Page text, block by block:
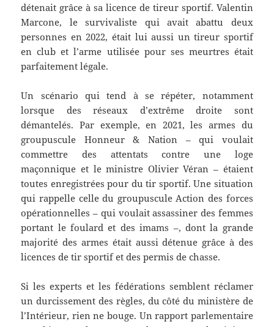
détenait grâce à sa licence de tireur sportif. Valentin
Marcone, le survivaliste qui avait abattu deux
personnes en 2022, était lui aussi un tireur sportif
en club et l’arme utilisée pour ses meurtres était
parfaitement légale.
Un scénario qui tend à se répéter, notamment
lorsque des réseaux d’extrême droite sont
démantelés. Par exemple, en 2021, les armes du
groupuscule Honneur & Nation – qui voulait
commettre des attentats contre une loge
maçonnique et le ministre Olivier Véran – étaient
toutes enregistrées pour du tir sportif. Une situation
qui rappelle celle du groupuscule Action des forces
opérationnelles – qui voulait assassiner des femmes
portant le foulard et des imams –, dont la grande
majorité des armes était aussi détenue grâce à des
licences de tir sportif et des permis de chasse.
Si les experts et les fédérations semblent réclamer
un durcissement des règles, du côté du ministère de
l’Intérieur, rien ne bouge. Un rapport parlementaire